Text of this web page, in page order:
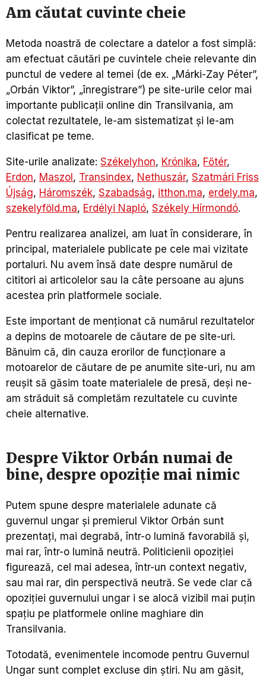
Am căutat cuvinte cheie
Metoda noastră de colectare a datelor a fost simplă:
am efectuat căutări pe cuvintele cheie relevante din
punctul de vedere al temei (de ex. „Márki-Zay Péter”,
„Orbán Viktor”, „înregistrare”) pe site-urile celor mai
importante publicații online din Transilvania, am
colectat rezultatele, le-am sistematizat și le-am
clasificat pe teme.
Site-urile analizate: Székelyhon, Krónika, Főtér,
Erdon, Maszol, Transindex, Nethuszár, Szatmári Friss
Újság, Háromszék, Szabadság, itthon.ma, erdely.ma,
szekelyföld.ma, Erdélyi Napló, Székely Hírmondó.
Pentru realizarea analizei, am luat în considerare, în
principal, materialele publicate pe cele mai vizitate
portaluri. Nu avem însă date despre numărul de
cititori ai articolelor sau la câte persoane au ajuns
acestea prin platformele sociale.
Este important de menționat că numărul rezultatelor
a depins de motoarele de căutare de pe site-uri.
Bănuim că, din cauza erorilor de funcționare a
motoarelor de căutare de pe anumite site-uri, nu am
reușit să găsim toate materialele de presă, deși ne-
am străduit să completăm rezultatele cu cuvinte
cheie alternative.
Despre Viktor Orbán numai de
bine, despre opoziție mai nimic
Putem spune despre materialele adunate că
guvernul ungar și premierul Viktor Orbán sunt
prezentați, mai degrabă, într-o lumină favorabilă și,
mai rar, într-o lumină neutră. Politicienii opoziției
figurează, cel mai adesea, într-un context negativ,
sau mai rar, din perspectivă neutră. Se vede clar că
opoziției guvernului ungar i se alocă vizibil mai puțin
spațiu pe platformele online maghiare din
Transilvania.
Totodată, evenimentele incomode pentru Guvernul
Ungar sunt complet excluse din știri. Nu am găsit,